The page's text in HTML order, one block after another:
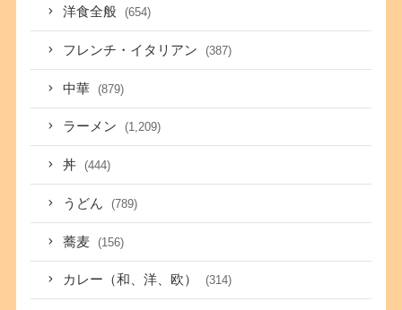
洋食全般 (654)
フレンチ・イタリアン (387)
中華 (879)
ラーメン (1,209)
丼 (444)
うどん (789)
蕎麦 (156)
カレー（和、洋、欧） (314)